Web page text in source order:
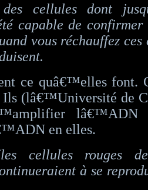
cellules dont
capable de
vous réchauffez ces
ce quâ€™elles font.
Ils (lâ€™Université de
lâ€™ADN
en elles.
cellules rouges
à se